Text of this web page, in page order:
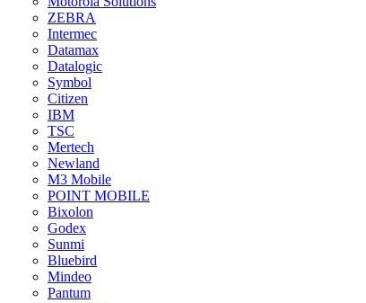
ZEBRA
Intermec
Datamax
Datalogic
Symbol
Citizen
IBM
TSC
Mertech
Newland
M3 Mobile
POINT MOBILE
Bixolon
Godex
Sunmi
Bluebird
Mindeo
Pantum